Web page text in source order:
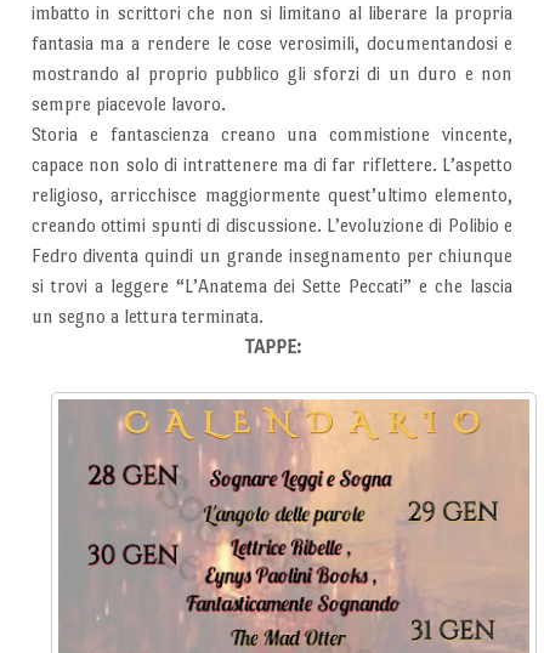
imbatto in scrittori che non si limitano al liberare la propria
fantasia ma a rendere le cose verosimili, documentandosi e
mostrando al proprio pubblico gli sforzi di un duro e non
sempre piacevole lavoro.
Storia e fantascienza creano una commistione vincente,
capace non solo di intrattenere ma di far riflettere. L’aspetto
religioso, arricchisce maggiormente quest’ultimo elemento,
creando ottimi spunti di discussione. L’evoluzione di Polibio e
Fedro diventa quindi un grande insegnamento per chiunque
si trovi a leggere “L’Anatema dei Sette Peccati” e che lascia
un segno a lettura terminata.
TAPPE: